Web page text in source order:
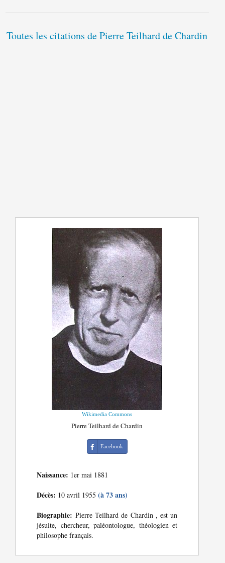
Toutes les citations de Pierre Teilhard de Chardin
Wikimedia Commons
Pierre Teilhard de Chardin
Facebook
Naissance: 1er mai 1881
Décès: 10 avril 1955(à 73 ans)
Biographie: Pierre Teilhard de Chardin , est un
jésuite, chercheur, paléontologue, théologien et
philosophe français.